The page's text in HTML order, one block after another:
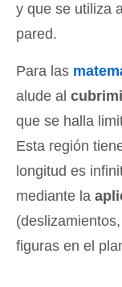
y que se utiliza
pared.
Para las
alude al
que se halla
Esta región
longitud es
mediante la
figuras en el